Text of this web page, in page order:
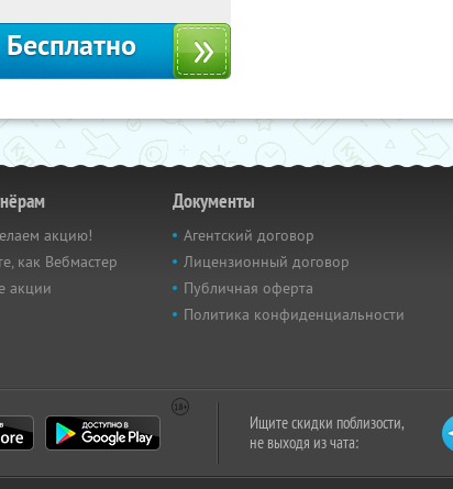
Бесплатно
акцию!
как Вебмастер
акции
Документы
Агентский договор
Лицензионный договор
Публичная оферта
Политика конфиденциальности
Ищите скидки поблизости,
не выходя из чата: